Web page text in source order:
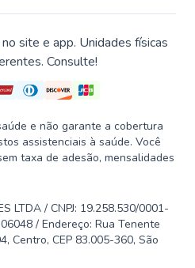
site e app. Unidades físicas
Consulte!
e não garante a cobertura
assistenciais à saúde. Você
taxa de adesão, mensalidades
LTDA / CNPJ: 19.258.530/0001-
/ Endereço: Rua Tenente
Centro, CEP 83.005-360, São